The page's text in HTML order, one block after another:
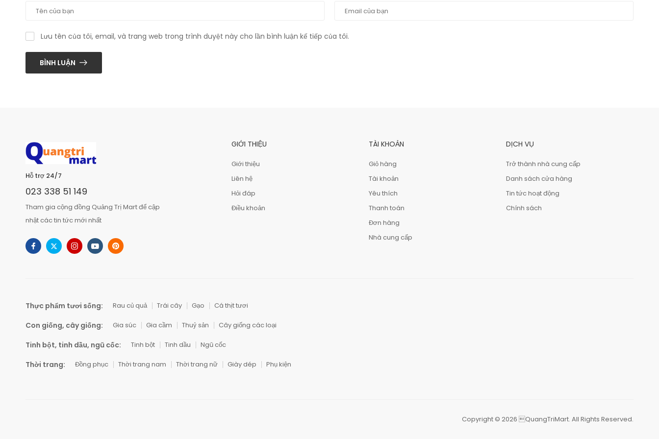
Lưu tên của tôi, email, và trang web trong trình duyệt này cho lần bình luận kế tiếp của tôi.
BÌNH LUẬN
Hỗ trợ 24/7
023 338 51 149
Tham gia cộng đồng Quảng Trị Mart để cập
nhật các tin tức mới nhất
GIỚI THIỆU
Giới thiệu
Liên hệ
Hỏi đáp
Điều khoản
TÀI KHOẢN
Giỏ hàng
Tài khoản
Yêu thích
Thanh toán
Đơn hàng
Nhà cung cấp
DỊCH VỤ
Trở thành nhà cung cấp
Danh sách cửa hàng
Tin tức hoạt động
Chính sách
Thực phẩm tươi sống: Rau củ quả Trái cây Gạo Cá thịt tươi
Con giống, cây giống: Gia súc Gia cầm Thuỷ sản Cây giống các loại
Tinh bột, tinh dầu, ngũ cốc: Tinh bột Tinh dầu Ngũ cốc
Thời trang: Đồng phục Thời trang nam Thời trang nữ Giày dép Phụ kiện
Copyright © 2026 QuangTriMart. All Rights Reserved.